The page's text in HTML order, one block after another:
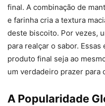
final. A combinação de
e farinha cria a textura
deste biscoito. Por vezes,
para realçar o sabor.
produto final seja ao
um verdadeiro prazer para
A Popularidade